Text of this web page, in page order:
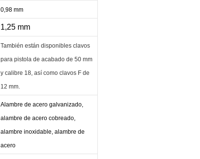
0,98 mm
1,25 mm
También están disponibles clavos
para pistola de acabado de 50 mm
y calibre 18, así como clavos F de
12 mm.
Alambre de acero galvanizado,
alambre de acero cobreado,
alambre inoxidable, alambre de
acero